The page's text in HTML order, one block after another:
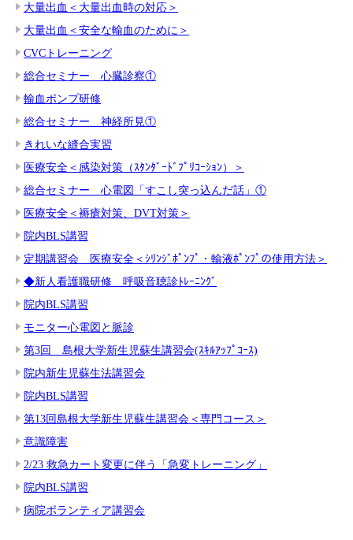
大量出血＜大量出血時の対応＞
大量出血＜安全な輸血のために＞
CVCトレーニング
総合セミナー 心臓診察①
輸血ポンプ研修
総合セミナー 神経所見①
きれいな縫合実習
医療安全＜感染対策（ｽﾀﾝﾀﾞｰﾄﾞﾌﾟﾘｺｰｼｮﾝ）＞
総合セミナー 心電図「すこし突っ込んだ話」①
医療安全＜褥瘡対策、DVT対策＞
院内BLS講習
定期講習会 医療安全＜ｼﾘﾝｼﾞﾎﾟﾝﾌﾟ・輸液ﾎﾟﾝﾌﾟの使用方法＞
◆新人看護職研修 呼吸音聴診ﾄﾚｰﾆﾝｸﾞ
院内BLS講習
モニター心電図と脈診
第3回 島根大学新生児蘇生講習会(ｽｷﾙｱｯﾌﾟｺｰｽ)
院内新生児蘇生法講習会
院内BLS講習
第13回島根大学新生児蘇生講習会＜専門コース＞
意識障害
2/23 救急カート変更に伴う「急変トレーニング」
院内BLS講習
病院ボランティア講習会